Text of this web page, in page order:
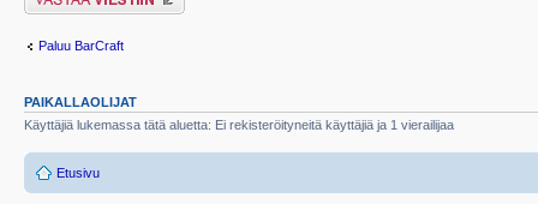
Paluu BarCraft
PAIKALLAOLIJAT
Käyttäjiä lukemassa tätä aluetta: Ei rekisteröityneitä käyttäjiä ja 1 vierailijaa
Etusivu